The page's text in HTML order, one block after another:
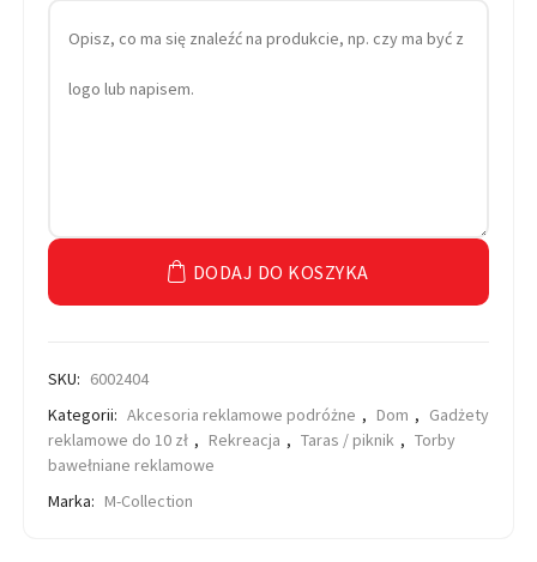
DODAJ DO KOSZYKA
SKU: 6002404
Kategorii: Akcesoria reklamowe podróżne , Dom , Gadżety
reklamowe do 10 zł , Rekreacja , Taras / piknik , Torby
bawełniane reklamowe
Marka: M-Collection